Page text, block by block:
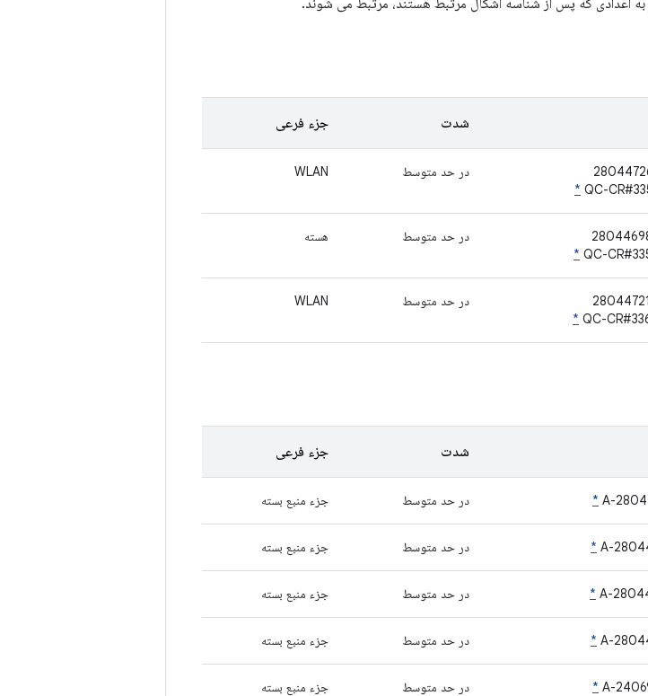
اعدادی که پس از شناسه اشکال مرتبط هستند، مرتبط می شوند.
شدت جزء فرعی
QC-
*
در حد متوسط WLAN
QC-
*
در حد متوسط هسته
QC-
*
در حد متوسط WLAN
شدت جزء فرعی
A-
* در حد متوسط جزء منبع بسته
A-
* در حد متوسط جزء منبع بسته
A-
* در حد متوسط جزء منبع بسته
A-
* در حد متوسط جزء منبع بسته
A-
* در حد متوسط جزء منبع بسته